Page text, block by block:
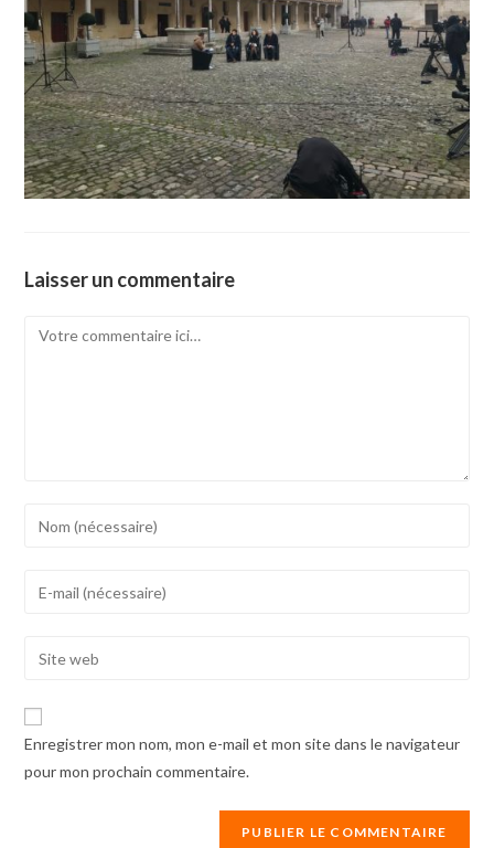
Laisser un commentaire
Comment
to
address
comment
website
URL
Enregistrer mon nom, mon e-mail et mon site dans le navigateur
pour mon prochain commentaire.